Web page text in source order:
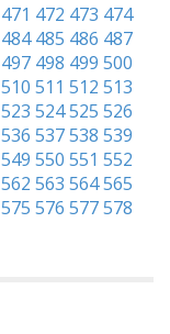
471 472 473 474
484 485 486 487
497 498 499 500
510 511 512 513
523 524525 526
536 537538 539
549 550 551 552
562 563 564565
575 576 577578